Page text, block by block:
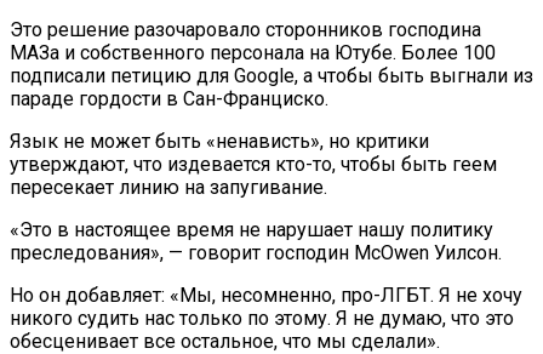
Это решение разочаровало сторонников господина
МАЗа и собственного персонала на Ютубе. Более 100
подписали петицию для Google, а чтобы быть выгнали из
параде гордости в Сан-Франциско.
Язык не может быть «ненависть», но критики
утверждают, что издевается кто-то, чтобы быть геем
пересекает линию на запугивание.
«Это в настоящее время не нарушает нашу политику
преследования», — говорит господин McOwen Уилсон.
Но он добавляет: «Мы, несомненно, про-ЛГБТ. Я не хочу
никого судить нас только по этому. Я не думаю, что это
обесценивает все остальное, что мы сделали».